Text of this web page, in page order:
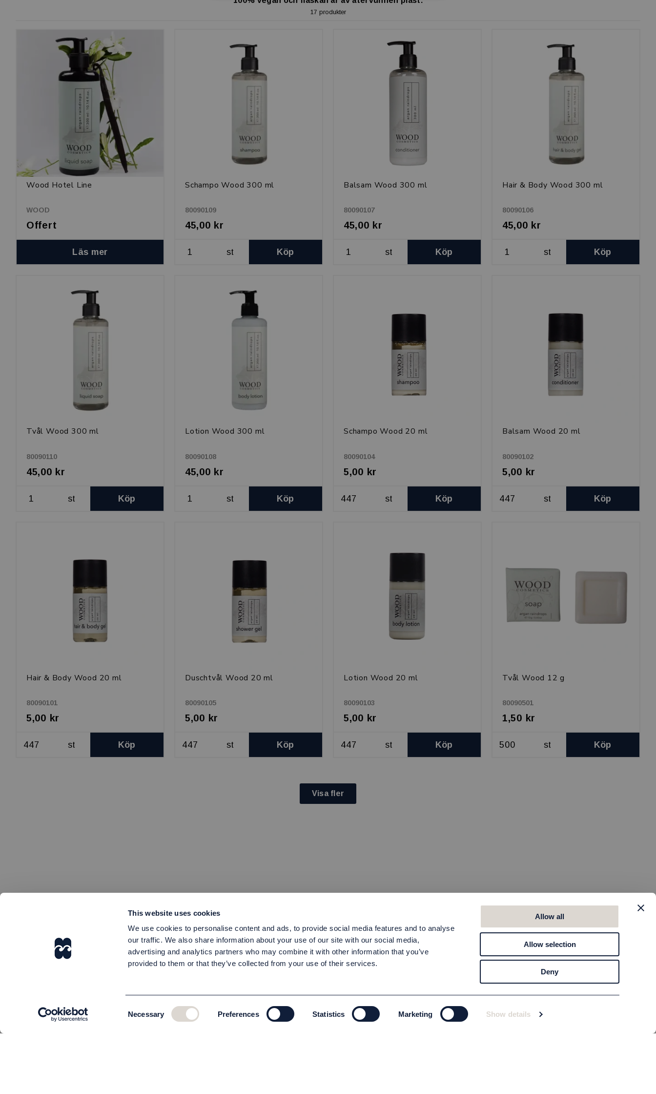
This website uses cookies
We use cookies to personalise content and ads, to provide social media features and to analyse
our traffic. We also share information about your use of our site with our social media,
advertising and analytics partners who may combine it with other information that you’ve
provided to them or that they’ve collected from your use of their services.
Selection
Necessary Preferences Statistics Marketing Show details
Allow all
Allow selection
Deny
17 produkter
Wood Hotel Line
WOOD
Offert
Läs mer
Schampo Wood 300 ml
80090109
45,00 kr
st Köp
Balsam Wood 300 ml
80090107
45,00 kr
st Köp
Hair & Body Wood 300 ml
80090106
45,00 kr
st Köp
Tvål Wood 300 ml
80090110
45,00 kr
st Köp
Lotion Wood 300 ml
80090108
45,00 kr
st Köp
Schampo Wood 20 ml
80090104
5,00 kr
st Köp
Balsam Wood 20 ml
80090102
5,00 kr
st Köp
Hair & Body Wood 20 ml
80090101
5,00 kr
st Köp
Duschtvål Wood 20 ml
80090105
5,00 kr
st Köp
Lotion Wood 20 ml
80090103
5,00 kr
st Köp
Tvål Wood 12 g
80090501
1,50 kr
st Köp
Visa fler